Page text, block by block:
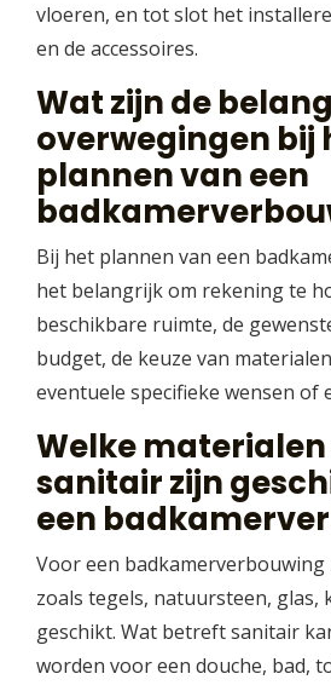
vloeren, en tot slot het
en de accessoires.
Wat zijn de
overwegingen bij
plannen van een
Bij het plannen van een
het belangrijk om rekening te
beschikbare ruimte, de
budget, de keuze van
eventuele specifieke wensen of
Welke materialen
sanitair zijn
een
Voor een
zoals tegels, natuursteen,
geschikt. Wat betreft sanitair
worden voor een douche, bad,